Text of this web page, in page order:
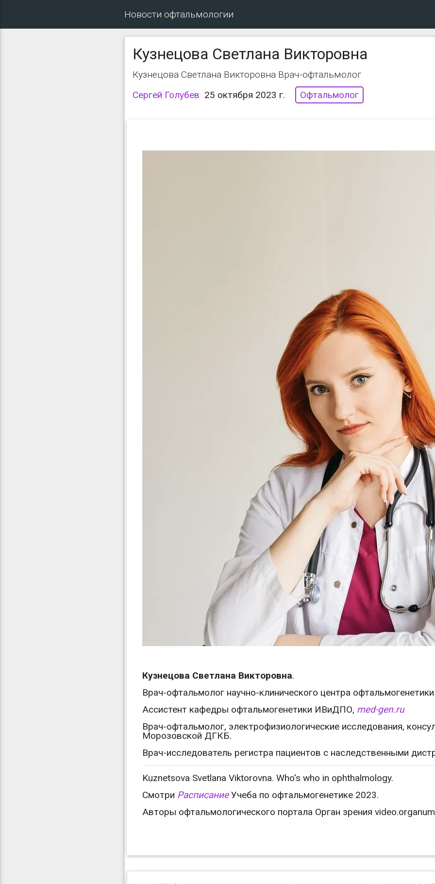
Новости офтальмологии
Кузнецова Светлана Викторовна
Кузнецова Светлана Викторовна Врач-офтальмолог
Сергей Голубев 25 октября 2023 г. Офтальмолог
Кузнецова Светлана Викторовна.
Врач-офтальмолог научно-клинического центра
Ассистент кафедры офтальмогенетики ИВиДПО, med-gen.ru
Врач-офтальмолог, электрофизиологические исследования,
Морозовской ДГКБ.
Врач-исследователь регистра пациентов с наследственными
Kuznetsova Svetlana Viktorovna. Who's who in ophthalmology.
Смотри РасписаниеУчеба по офтальмогенетике 2023.
Авторы офтальмологического портала Орган зрения